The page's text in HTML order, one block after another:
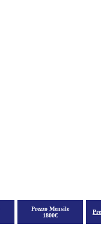
Prezzo Mensile
1800€